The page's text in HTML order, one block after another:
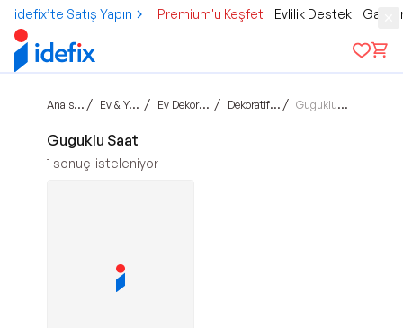
idefix’te Satış Yapın Premium'u Keşfet Evlilik Destek
Ana sayfa / Ev & Yaşam / Ev Dekorasyon / Dekoratif Saat / Guguklu Saat
Guguklu Saat
1 sonuç listeleniyor